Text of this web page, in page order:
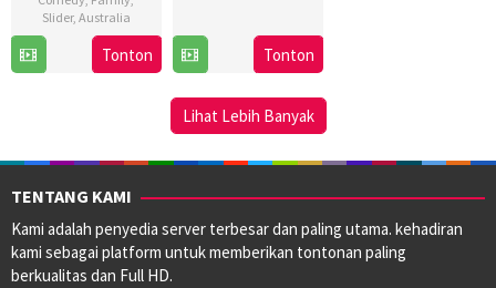
Slider, Australia
Feb
Ricard
Cussó
Tonton
2023
Tonton
Lihat Lebih Banyak
TENTANG KAMI
Kami adalah penyedia server terbesar dan paling utama. kehadiran
kami sebagai platform untuk memberikan tontonan paling
berkualitas dan Full HD.